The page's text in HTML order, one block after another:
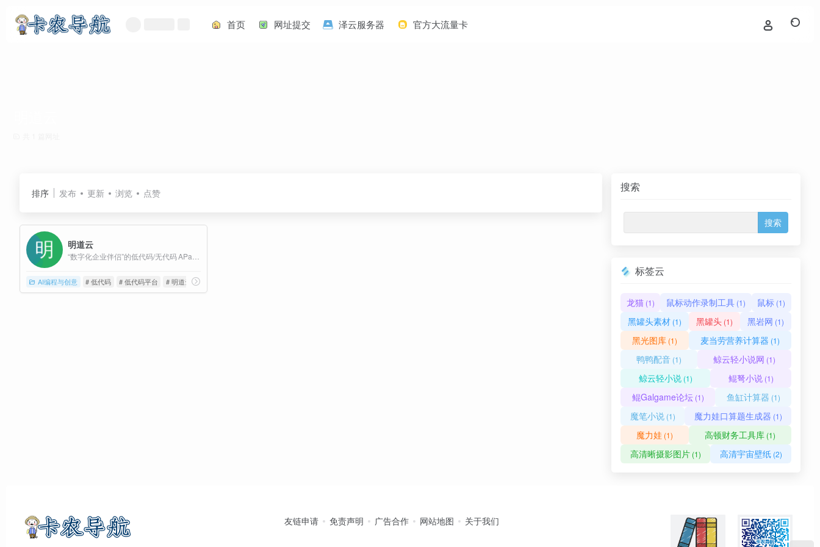
首页 网址提交 泽云服务器 官方大流量卡
排序 发布 更新 浏览 点赞
明道云
AI编程与创意 # 低代码 # 低代码平台 # 明道云
搜索
标签云
龙猫(1) 鼠标动作录制工具(1) 鼠标 (1)
黑罐头素材 (1) 黑罐头 (1) 黑岩网 (1)
黑光图库 (1) 麦当劳营养计算器 (1)
鸭鸭配音 (1) 鲸云轻小说网 (1)
鲸云轻小说(1) 鲲弩小说(1)
鲲Galgame论坛(1) 鱼缸计算器 (1)
魔笔小说(1) 魔力娃口算题生成器 (1)
魔力娃 (1) 高顿财务工具库 (1)
高清晰摄影图片(1) 高清宇宙壁纸(2)
友链申请 免责声明 广告合作 网站地图 关于我们